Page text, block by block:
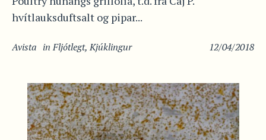
hvítlauksduftsalt og pipar...
12/04/2018
Avista inFljótlegt,Kjúklingur